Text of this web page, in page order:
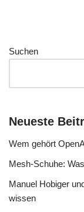
Suchen
Neueste
Wem gehört
Mesh-Schuhe:
Manuel Hobiger
wissen